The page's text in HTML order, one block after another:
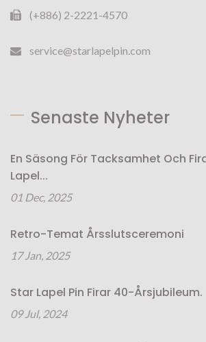
(+886) 2-2221-4570
service@starlapelpin.com
Senaste Nyheter
En Säsong För Tacksamhet Och
Lapel...
01 Dec, 2025
Retro-Temat Årsslutsceremoni
17 Jan, 2025
Star Lapel Pin Firar 40-Årsjubileum.
09 Jul, 2024